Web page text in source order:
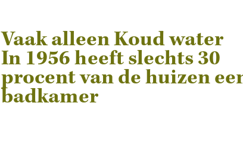
Vaak alleen Koud water
In 1956 heeft slechts 30
procent van de huizen
badkamer